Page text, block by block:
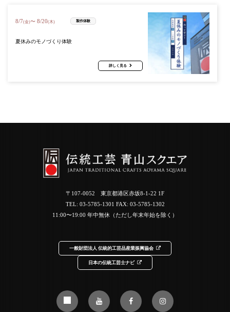
8/7(金)〜 8/20(木) 製作体験
夏休みのモノづくり体験
詳しく見る
〒107-0052 東京都港区赤坂8-1-22 1F
TEL: 03-5785-1301 FAX: 03-5785-1302
11:00〜19:00 年中無休（ただし年末年始を除く）
一般財団法人 伝統的工芸品産業振興協会
日本の伝統工芸士ナビ